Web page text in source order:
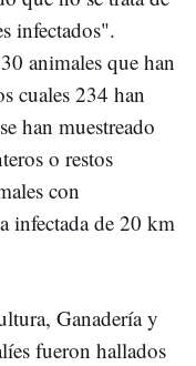
infectados".
animales que han
cuales 234 han
han muestreado
o restos
con
infectada de 20 km
Ganadería y
fueron hallados